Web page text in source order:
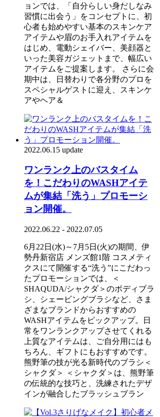
ョンでは、「自分らしい身だしなみ
習慣に出会う」をコンセプトに、初
心者も始めやすい基本のスキンケア
アイテムや眉のお手入れアイテムを
はじめ、電動シェイバー、美顔器と
いった美容ガジェットまで、幅広い
アイテムをご提案します。 さらに会
期中は、日替わりで各分野のプロを
スペシャルゲストに迎え、スキンケ
アやヘア＆
2022.06.15 update
ワンランク上のバスタイム
を！こだわりのWASHアイテ
ムが集結「洗う」プロモーシ
ョン開催。
2022.06.22 - 2022.07.05
6月22日(水)～7月5日(火)の期間、伊
勢丹新宿店 メンズ館1階 コスメティ
クスにて開催する“洗う”にこだわっ
たプロモーションでは、＜
SHAQUDA/シャクダ＞のボディブラ
シ、シェービングブラシなど、さま
ざまなブランドからおすすめの
WASHアイテムをピックアップ。日
常をワンランクアップさせてくれる
上質なアイテムは、ご自分用にはも
ちろん、ギフトにもおすすめです。
熊野筆の技が光る新時代のブラシ＜
シャクダ＞ ＜シャクダ＞は、熊野筆
の伝統的な技巧と、洗練されたデザ
インが融合したブラッシュブラン